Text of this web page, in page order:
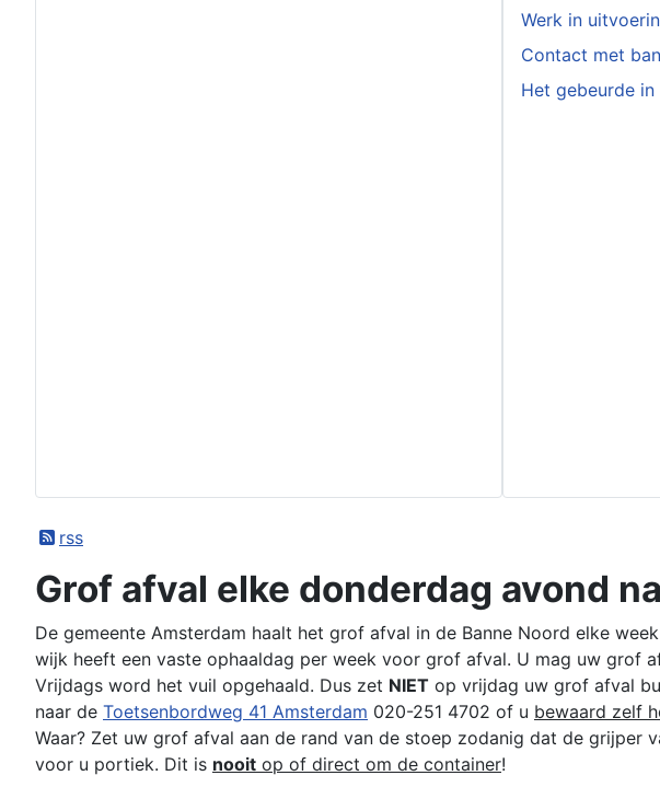
Werk in
Contact met
Het gebeurde in
rss
Grof afval elke donderdag avond
De gemeente Amsterdam haalt het grof afval in de Banne Noord elke
wijk heeft een vaste ophaaldag per week voor grof afval. U mag uw grof
Vrijdags word het vuil opgehaald. Dus zet NIET op vrijdag uw grof afval
naar de Toetsenbordweg 41 Amsterdam 020-251 4702 of u bewaard zelf
Waar? Zet uw grof afval aan de rand van de stoep zodanig dat de
voor u portiek. Dit is nooit op of direct om de container!